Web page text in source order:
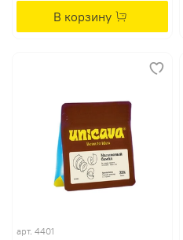
В корзину
арт. 4401